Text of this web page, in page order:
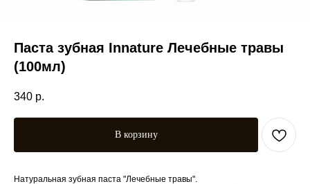
Паста зубная Innature Лечебные травы
(100мл)
340 р.
В корзину
Натуральная зубная паста "Лечебные травы".